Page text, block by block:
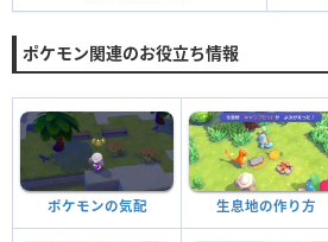
ポケモン関連のお役立ち情報
ポケモンの気配 生息地の作り方